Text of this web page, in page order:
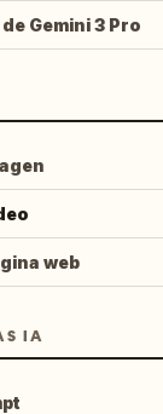
Gemini 3 Pro
web
IA